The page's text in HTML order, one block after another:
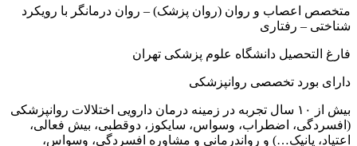
متخصص اعصاب و روان (روان پزشک) – روان درمانگر با رویکرد
شناختی – رفتاری
فارغ التحصیل دانشگاه علوم پزشکی تهران
دارای بورد تخصصی روانپزشکی
بیش از ۱۰ سال تجربه در زمینه درمان دارویی اختلالات روانپزشکی
(افسردگی، اضطراب، وسواس، سایکوز، دوقطبی، بیش فعالی،
اعتیاد، پانیک…) و رواندرمانی و مشاوره افسردگی، وسواس،